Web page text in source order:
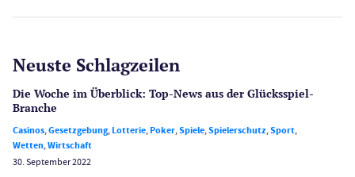
Neuste Schlagzeilen
Die Woche im Überblick: Top-News aus der Glücksspiel-
Branche
Casinos,Gesetzgebung,Lotterie,Poker,Spiele,Spielerschutz,Sport,
Wetten,Wirtschaft
30. September 2022